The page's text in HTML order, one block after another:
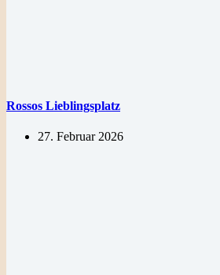
Rossos Lieblingsplatz
27. Februar 2026